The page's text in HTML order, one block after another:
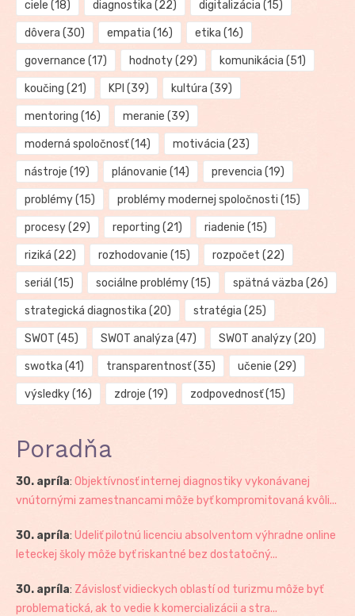
ciele (18) diagnostika (22) digitalizácia (15)
dôvera (30) empatia (16) etika (16)
governance (17) hodnoty(29) komunikácia (51)
koučing (21) KPI (39) kultúra (39)
mentoring (16) meranie (39)
moderná spoločnosť(14) motivácia (23)
nástroje (19) plánovanie (14) prevencia (19)
problémy(15) problémy modernej spoločnosti (15)
procesy(29) reporting (21) riadenie (15)
riziká (22) rozhodovanie (15) rozpočet (22)
seriál (15) sociálne problémy(15) spätná väzba (26)
strategická diagnostika (20) stratégia (25)
SWOT (45) SWOT analýza (47) SWOT analýzy(20)
swotka (41) transparentnosť(35) učenie (29)
výsledky(16) zdroje (19) zodpovednosť(15)
Poradňa
30. apríla: Objektívnosť internej diagnostiky vykonávanej
vnútornými zamestnancami môže byť kompromitovaná kvôli...
30. apríla: Udeliť pilotnú licenciu absolventom výhradne online
leteckej školy môže byť riskantné bez dostatočný...
30. apríla: Závislosť vidieckych oblastí od turizmu môže byť
problematická, ak to vedie k komercializácii a stra...